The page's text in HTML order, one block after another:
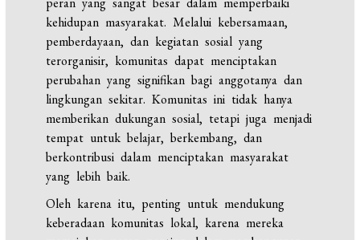
kehidupan masyarakat. Melalui kebersamaan,
pemberdayaan, dan kegiatan sosial yang
terorganisir, komunitas dapat menciptakan
perubahan yang signifikan bagi anggotanya dan
lingkungan sekitar. Komunitas ini tidak hanya
memberikan dukungan sosial, tetapi juga menjadi
tempat untuk belajar, berkembang, dan
berkontribusi dalam menciptakan masyarakat
yang lebih baik.
Oleh karena itu, penting untuk mendukung
keberadaan komunitas lokal, karena mereka